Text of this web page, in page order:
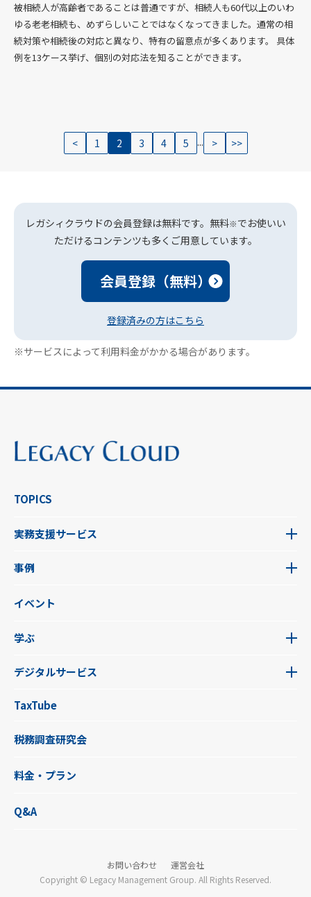
被相続人が高齢者であることは普通ですが、相続人も60代以上のいわ
ゆる老老相続も、めずらしいことではなくなってきました。通常の相
続対策や相続後の対応と異なり、特有の留意点が多くあります。 具体
例を13ケース挙げ、個別の対応法を知ることができます。
< 1 2 3 4 5 ... > >>
レガシィクラウドの会員登録は無料です。無料※でお使いい
ただけるコンテンツも多くご用意しています。
会員登録（無料）
登録済みの方はこちら
※サービスによって利用料金がかかる場合があります。
TOPICS
実務支援サービス
事例
イベント
学ぶ
デジタルサービス
TaxTube
税務調査研究会
料金・プラン
Q&A
お問い合わせ
運営会社
Copyright © Legacy Management Group. All Rights Reserved.